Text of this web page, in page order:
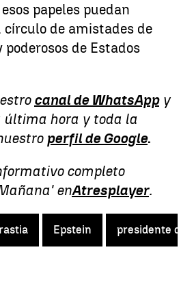
papeles puedan
círculo de amistades de
de Estados
canal de WhatsAppy
última hora y toda la
perfil de Google.
completo
enAtresplayer.
Epstein presidente de